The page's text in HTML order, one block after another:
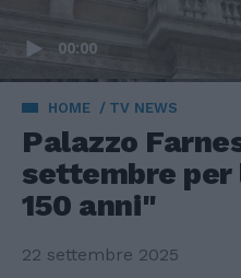
00:00
HOME TV NEWS
Palazzo
settembre
150 anni"
22 settembre 2025